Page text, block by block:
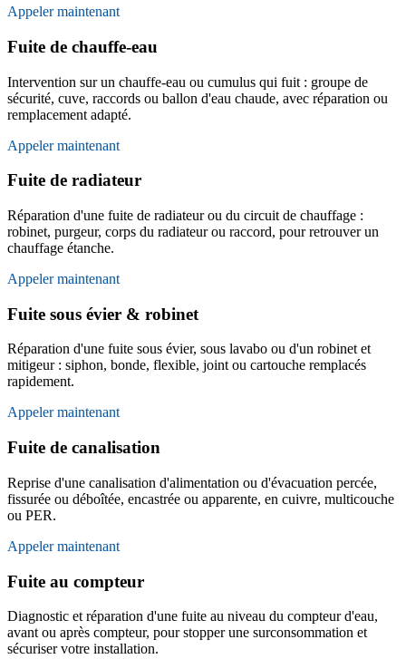
Appeler maintenant
Fuite de chauffe-eau
Intervention sur un chauffe-eau ou cumulus qui fuit : groupe de
sécurité, cuve, raccords ou ballon d'eau chaude, avec réparation ou
remplacement adapté.
Appeler maintenant
Fuite de radiateur
Réparation d'une fuite de radiateur ou du circuit de chauffage :
robinet, purgeur, corps du radiateur ou raccord, pour retrouver un
chauffage étanche.
Appeler maintenant
Fuite sous évier & robinet
Réparation d'une fuite sous évier, sous lavabo ou d'un robinet et
mitigeur : siphon, bonde, flexible, joint ou cartouche remplacés
rapidement.
Appeler maintenant
Fuite de canalisation
Reprise d'une canalisation d'alimentation ou d'évacuation percée,
fissurée ou déboîtée, encastrée ou apparente, en cuivre, multicouche
ou PER.
Appeler maintenant
Fuite au compteur
Diagnostic et réparation d'une fuite au niveau du compteur d'eau,
avant ou après compteur, pour stopper une surconsommation et
sécuriser votre installation.